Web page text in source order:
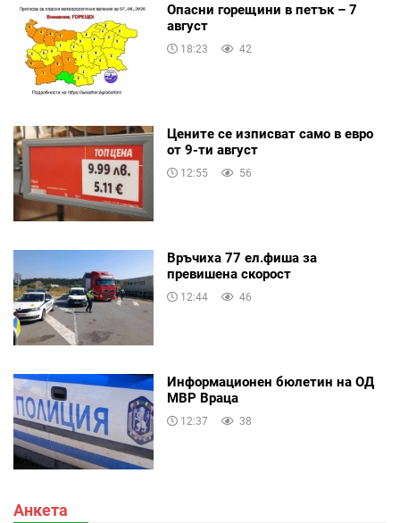
Опасни горещини в петък – 7
август
18:23 42
Цените се изписват само в евро
от 9-ти август
12:55 56
Връчиха 77 ел.фиша за
превишена скорост
12:44 46
Информационен бюлетин на ОД
МВР Враца
12:37 38
Анкета